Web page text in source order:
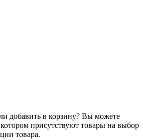
добавить в корзину? Вы можете
присутствуют товары на выбор
товара.